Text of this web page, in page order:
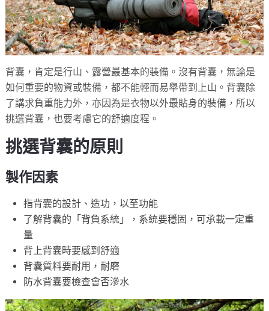
背囊，肯定是行山、露營最基本的裝備。沒有背囊，無論是
如何重要的物資或裝備，都不能輕而易舉帶到上山。背囊除
了講求負重能力外，亦因為是衣物以外最貼身的裝備，所以
挑選背囊，也要考慮它的舒適度程。
挑選背囊的原則
製作因素
指背囊的設計、造功，以至功能
了解背囊的「背負系統」，系統要穩固，可承載一定重
量
背上背囊時要感到舒適
背囊質料要耐用，耐磨
防水背囊要檢查會否滲水